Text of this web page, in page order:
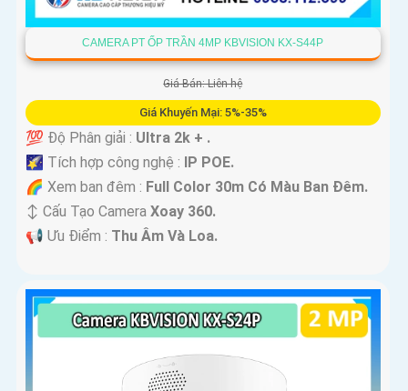
CAMERA PT ỐP TRẦN 4MP KBVISION KX-S44P
Giá Bán: Liên hệ
Giá Khuyến Mại: 5%-35%
💯 Độ Phân giải : Ultra 2k + .
🌠 Tích hợp công nghệ :
IP POE.
🌈 Xem ban đêm : Full Color 30m Có Màu Ban Ðêm.
↕️ Cấu Tạo Camera Xoay 360.
️📢 Ưu Điểm : Thu Âm Và Loa.